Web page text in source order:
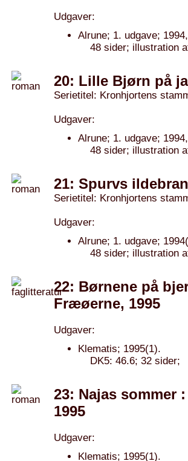
Udgaver:
Alrune; 1. udgave;
48 sider; illustration
20: Lille Bjørn på
Serietitel: Kronhjortens
Udgaver:
Alrune; 1. udgave;
48 sider; illustration
21: Spurvs
Serietitel: Kronhjortens
Udgaver:
Alrune; 1. udgave;
48 sider; illustration
22: Børnene på
Fræøerne, 1995
Udgaver:
Klematis; 1995(1).
DK5: 46.6; 32 sider;
23: Najas sommer
1995
Udgaver:
Klematis; 1995(1).